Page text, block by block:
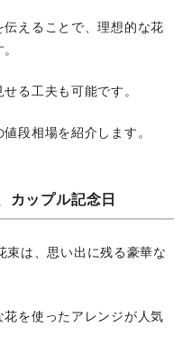
えることで、理想的な花
る工夫も可能です。
段相場を紹介します。
カップル記念日
束は、思い出に残る豪華な
を使ったアレンジが人気